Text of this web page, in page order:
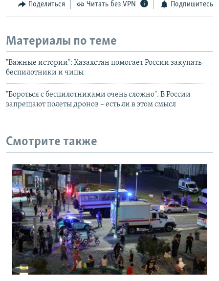
Поделиться Читать без VPN Подпишитесь
Материалы по теме
"Важные истории": Казахстан помогает России закупать
беспилотники и чипы
"Бороться с беспилотниками очень сложно". В России
запрещают полеты дронов – есть ли в этом смысл
Смотрите также